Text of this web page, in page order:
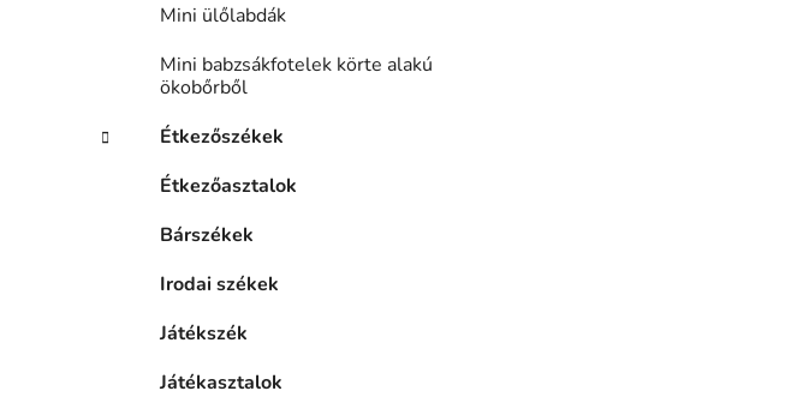
Mini ülőlabdák
Mini babzsákfotelek körte alakú
ökobőrből
Étkezőszékek
Étkezőasztalok
Bárszékek
Irodai székek
Játékszék
Játékasztalok